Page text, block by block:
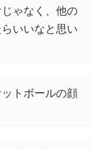
ゃなく、他の
いいなと思い
トボールの顔